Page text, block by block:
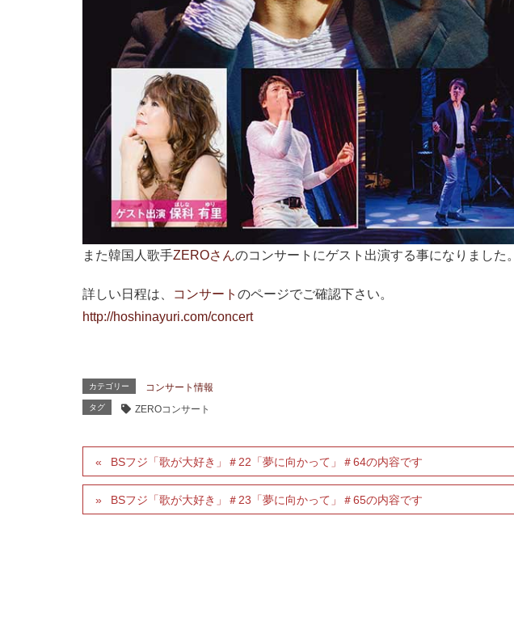
また韓国人歌手ZEROさんのコンサートにゲスト出演する事になりました。
詳しい日程は、 コンサート のページでご確認下さい。
http://hoshinayuri.com/concert
カテゴリー コンサート情報
タグ ZEROコンサート
BSフジ「歌が大好き」＃22「夢に向かって」＃64の内容です
BSフジ「歌が大好き」＃23「夢に向かって」＃65の内容です